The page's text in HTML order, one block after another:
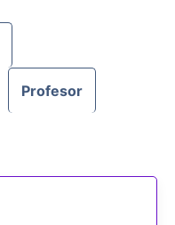
Profesor